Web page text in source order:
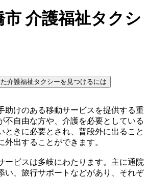
介護福祉タクシ
介護福祉タクシーを見つけるには
助けのある移動サービスを提供する重
不自由な方や、介護を必要としている
ときに必要とされ、普段外に出ること
外出することができます。
ービスは多岐にわたります。主に通院
い、旅行サポートなどがあり、それぞ